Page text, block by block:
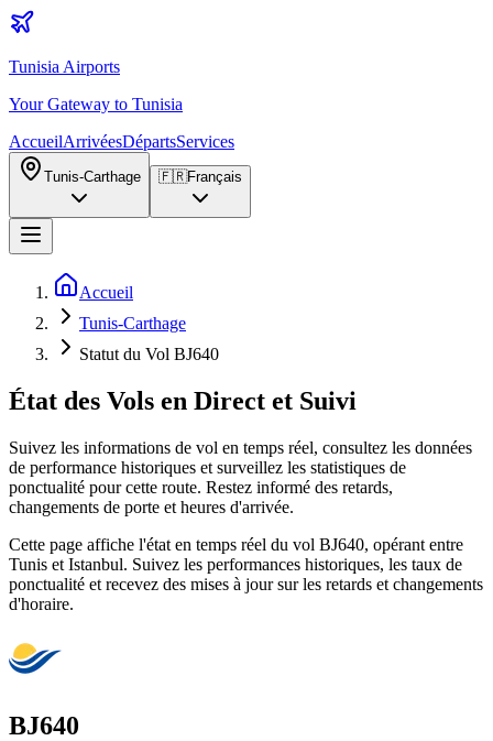
Tunisia Airports
Your Gateway to Tunisia
AccueilArrivéesDépartsServices
Tunis-Carthage 🇫🇷Français
Accueil
Tunis-Carthage
Statut du Vol BJ640
État des Vols en Direct et Suivi
Suivez les informations de vol en temps réel, consultez les données
de performance historiques et surveillez les statistiques de
ponctualité pour cette route. Restez informé des retards,
changements de porte et heures d'arrivée.
Cette page affiche l'état en temps réel du vol BJ640, opérant entre
Tunis et Istanbul. Suivez les performances historiques, les taux de
ponctualité et recevez des mises à jour sur les retards et changements
d'horaire.
BJ640